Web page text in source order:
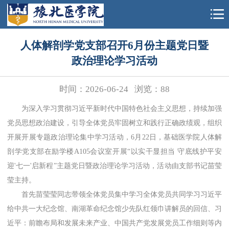
人体解剖学党支部召开6月份主题党日暨
政治理论学习活动
时间：2026-06-24 浏览： 88
为深入学习贯彻习近平新时代中国特色社会主义思想，持续加强
党员思想政治建设，引导全体党员牢固树立和践行正确政绩观，组织
开展开展专题政治理论集中学习活动，6月22日，基础医学院人体解
剖学党支部在励学楼A105会议室开展“以实干显担当 守底线护平安
迎'七一'启新程”主题党日暨政治理论学习活动，活动由支部书记苗莹
莹主持。
首先苗莹莹同志带领全体党员集中学习全体党员共同学习习近平
给中共一大纪念馆、南湖革命纪念馆少先队红领巾讲解员的回信、习
近平：前瞻布局和发展未来产业、中国共产党发展党员工作细则等内